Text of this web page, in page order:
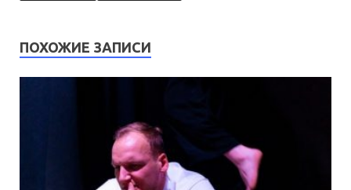
ПОХОЖИЕ ЗАПИСИ